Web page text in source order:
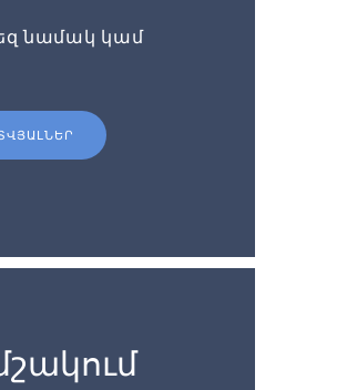
նամակ կամ